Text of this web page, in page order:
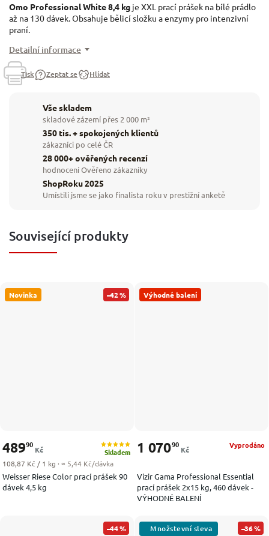
Omo Professional White 8,4 kg je XXL prací prášek na bílé prádlo
až na 130 dávek. Obsahuje bělicí složku a enzymy pro intenzivní
praní.
Detailní informace
Tisk Zeptat se Hlídat
Vše skladem
skladové zázemí přes 2 000 m²
350 tis. + spokojených klientů
zákazníci po celé ČR
28 000+ ověřených recenzí
hodnocení Ověřeno zákazníky
ShopRoku 2025
Umístili jsme se jako finalista roku v prestižní anketě
Související produkty
Novinka –42 %
Weisser Riese Color prací prášek 90
dávek 4,5 kg
Skladem
48990
Kč
Měrná cena:
108,87 Kč / 1 kg · ≈ 5,44 Kč/dávka
Výhodné balení
Vizir Gama Professional Essential
prací prášek 2x15 kg, 460 dávek -
VÝHODNÉ BALENÍ
Vyprodáno
1 07090
Kč
–44 % –36 %